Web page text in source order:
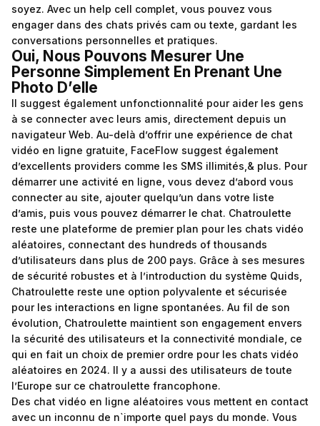
soyez. Avec un help cell complet, vous pouvez vous
engager dans des chats privés cam ou texte, gardant les
conversations personnelles et pratiques.
Oui, Nous Pouvons Mesurer Une
Personne Simplement En Prenant Une
Photo D’elle
Il suggest également unfonctionnalité pour aider les gens
à se connecter avec leurs amis, directement depuis un
navigateur Web. Au-delà d’offrir une expérience de chat
vidéo en ligne gratuite, FaceFlow suggest également
d’excellents providers comme les SMS illimités,& plus. Pour
démarrer une activité en ligne, vous devez d’abord vous
connecter au site, ajouter quelqu’un dans votre liste
d’amis, puis vous pouvez démarrer le chat. Chatroulette
reste une plateforme de premier plan pour les chats vidéo
aléatoires, connectant des hundreds of thousands
d’utilisateurs dans plus de 200 pays. Grâce à ses mesures
de sécurité robustes et à l’introduction du système Quids,
Chatroulette reste une option polyvalente et sécurisée
pour les interactions en ligne spontanées. Au fil de son
évolution, Chatroulette maintient son engagement envers
la sécurité des utilisateurs et la connectivité mondiale, ce
qui en fait un choix de premier ordre pour les chats vidéo
aléatoires en 2024. Il y a aussi des utilisateurs de toute
l’Europe sur ce chatroulette francophone.
Des chat vidéo en ligne aléatoires vous mettent en contact
avec un inconnu de n`importe quel pays du monde. Vous